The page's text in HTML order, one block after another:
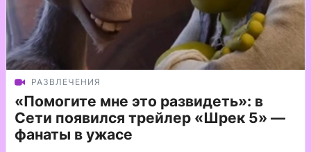
РАЗВЛЕЧЕНИЯ
«Помогите мне это развидеть»: в
Сети появился трейлер «Шрек 5» —
фанаты в ужасе